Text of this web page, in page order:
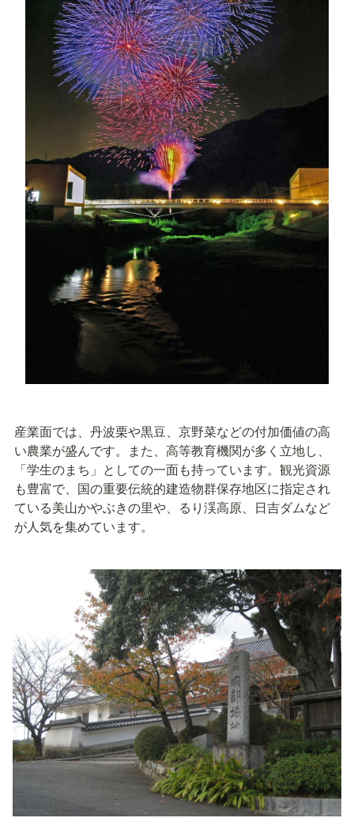
産業面では、丹波栗や黒豆、京野菜などの付加価値の高
い農業が盛んです。また、高等教育機関が多く立地し、
「学生のまち」としての一面も持っています。観光資源
も豊富で、国の重要伝統的建造物群保存地区に指定され
ている美山かやぶきの里や、るり渓高原、日吉ダムなど
が人気を集めています。